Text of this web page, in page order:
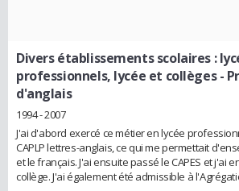
Divers établissements scolaires :
professionnels, lycée et collèges-
d'anglais
1994 - 2007
J'ai d'abord exercé ce métier en lycée
CAPLP lettres-anglais, ce qui me permettait
et le français. J'ai ensuite passé le CAPES et j'ai
collège. J'ai également été admissible à